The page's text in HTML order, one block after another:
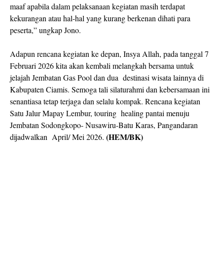
maaf apabila dalam pelaksanaan kegiatan masih terdapat
kekurangan atau hal-hal yang kurang berkenan dihati para
peserta,” ungkap Jono.
Adapun rencana kegiatan ke depan, Insya Allah, pada tanggal 7
Februari 2026 kita akan kembali melangkah bersama untuk
jelajah Jembatan Gas Pool dan dua destinasi wisata lainnya di
Kabupaten Ciamis. Semoga tali silaturahmi dan kebersamaan ini
senantiasa tetap terjaga dan selalu kompak. Rencana kegiatan
Satu Jalur Mapay Lembur, touring healing pantai menuju
Jembatan Sodongkopo- Nusawiru-Batu Karas, Pangandaran
dijadwalkan April/ Mei 2026. (HEM/BK)